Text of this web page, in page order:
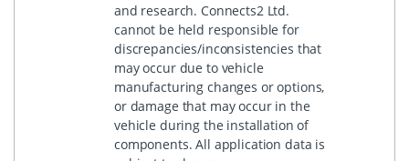
and research. Connects2 Ltd.
cannot be held responsible for
discrepancies/inconsistencies that
may occur due to vehicle
manufacturing changes or options,
or damage that may occur in the
vehicle during the installation of
components. All application data is